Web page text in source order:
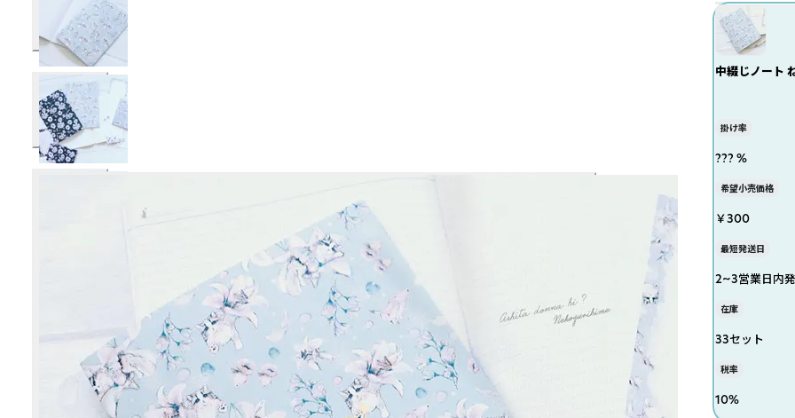
中綴じノート
掛け率
??? %
希望小売価格
￥300
最短発送日
2~3営業日内
在庫
33セット
税率
10%